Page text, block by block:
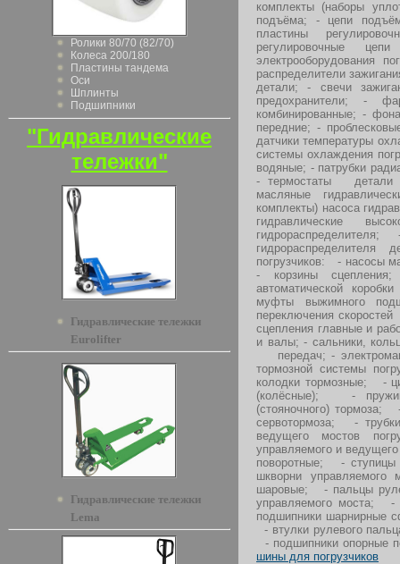
Ролики 80/70 (82/70)
Колеса 200/180
Пластины тандема
Оси
Шплинты
Подшипники
"Гидравлические
тележки"
Гидравлические тележки
Eurolifter
Гидравлические тележки
Lema
комплекты (наборы
подъёма; - цепи
пластины
регулировочные
электрооборудования
распределители
детали; - свечи
предохранители; -
комбинированные; -
передние; -
датчики температуры
системы охлаждения
водяные; - патрубки
- термостаты детали
масляные
комплекты) насоса
гидравлические
гидрораспределителя;
гидрораспределителя
погрузчиков: - насосы
- корзины
автоматической
муфты выжимного
переключения
сцепления главные и
и валы; - сальники,
передач; -
тормозной системы
колодки тормозные; -
(колёсные); -
(стояночного) тормоза;
сервотормоза; -
ведущего мостов
управляемого и
поворотные; -
шкворни
шаровые; - пальцы
управляемого моста; -
подшипники шарнирные
- втулки рулевого
- подшипники опорные
шины для погрузчиков